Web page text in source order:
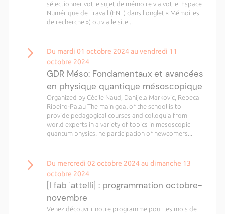
sélectionner votre sujet de mémoire via votre Espace
Numérique de Travail (ENT) dans l'onglet « Mémoires
de recherche ») ou via le site...
Du mardi 01 octobre 2024 au vendredi 11
octobre 2024
GDR Méso: Fondamentaux et avancées
en physique quantique mésoscopique
Organized by Cécile Naud, Danijela Markovic, Rebeca
Ribeiro-Palau The main goal of the school is to
provide pedagogical courses and colloquia from
world experts in a variety of topics in mesoscopic
quantum physics. he participation of newcomers...
Du mercredi 02 octobre 2024 au dimanche 13
octobre 2024
[I fab 'attelli] : programmation octobre-
novembre
Venez découvrir notre programme pour les mois de